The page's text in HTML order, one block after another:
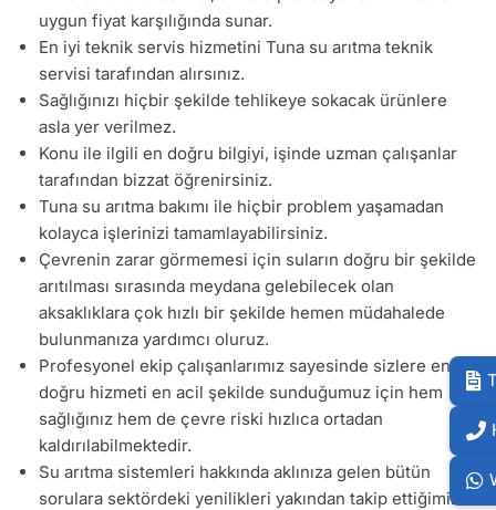
uygun fiyat karşılığında sunar.
En iyi teknik servis hizmetini Tuna su arıtma teknik
servisi tarafından alırsınız.
Sağlığınızı hiçbir şekilde tehlikeye sokacak ürünlere
asla yer verilmez.
Konu ile ilgili en doğru bilgiyi, işinde uzman çalışanlar
tarafından bizzat öğrenirsiniz.
Tuna su arıtma bakımı ile hiçbir problem yaşamadan
kolayca işlerinizi tamamlayabilirsiniz.
Çevrenin zarar görmemesi için suların doğru bir şekilde
arıtılması sırasında meydana gelebilecek olan
aksaklıklara çok hızlı bir şekilde hemen müdahalede
bulunmanıza yardımcı oluruz.
Profesyonel ekip çalışanlarımız sayesinde sizlere en
doğru hizmeti en acil şekilde sunduğumuz için hem
sağlığınız hem de çevre riski hızlıca ortadan
kaldırılabilmektedir.
Su arıtma sistemleri hakkında aklınıza gelen bütün
sorulara sektördeki yenilikleri yakından takip ettiğimiz